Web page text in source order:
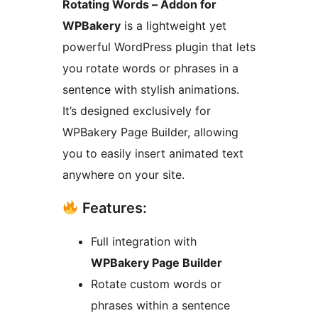
Rotating Words – Addon for
WPBakery is a lightweight yet
powerful WordPress plugin that lets
you rotate words or phrases in a
sentence with stylish animations.
It’s designed exclusively for
WPBakery Page Builder, allowing
you to easily insert animated text
anywhere on your site.
Features:
Full integration with
WPBakery Page Builder
Rotate custom words or
phrases within a sentence